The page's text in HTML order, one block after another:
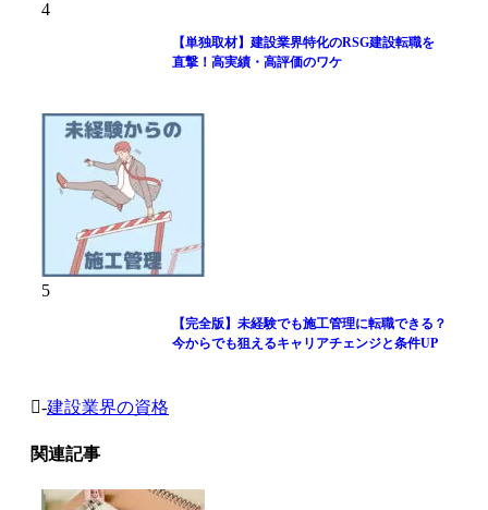
4
【単独取材】建設業界特化のRSG建設転職を
直撃！高実績・高評価のワケ
5
【完全版】未経験でも施工管理に転職できる？
今からでも狙えるキャリアチェンジと条件UP
-建設業界の資格
関連記事